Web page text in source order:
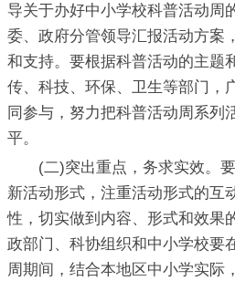
导关于办好中小学校科普活动周
委、政府分管领导汇报活动方案
和支持。要根据科普活动的主题
传、科技、环保、卫生等部门，
同参与，努力把科普活动周系列
平。
(二)突出重点，务求实效。要
新活动形式，注重活动形式的互
性，切实做到内容、形式和效果
政部门、科协组织和中小学校要
周期间，结合本地区中小学实际